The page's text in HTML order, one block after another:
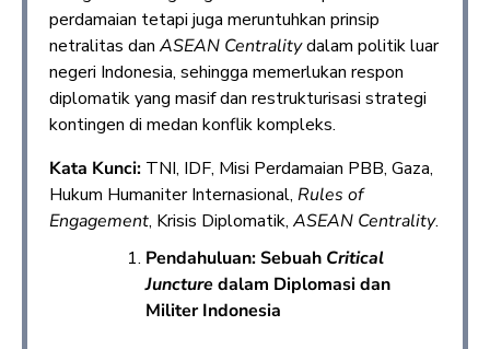
perdamaian tetapi juga meruntuhkan prinsip
netralitas dan ASEAN Centralitydalam politik luar
negeri Indonesia, sehingga memerlukan respon
diplomatik yang masif dan restrukturisasi strategi
kontingen di medan konflik kompleks.
Kata Kunci: TNI, IDF, Misi Perdamaian PBB, Gaza,
Hukum Humaniter Internasional, Rules of
Engagement, Krisis Diplomatik, ASEAN Centrality.
Pendahuluan: Sebuah Critical
Juncturedalam Diplomasi dan
Militer Indonesia